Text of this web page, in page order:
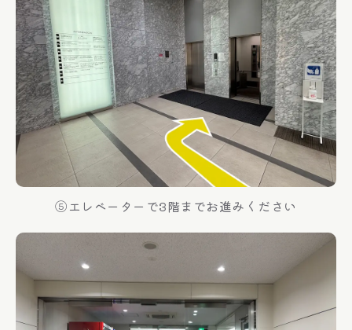
⑤エレベーターで3階までお進みください